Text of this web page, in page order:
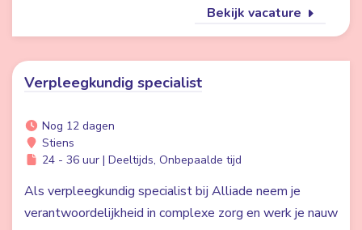
Bekijk vacature
Verpleegkundig specialist
Nog 12 dagen
Stiens
24 - 36 uur | Deeltijds, Onbepaalde tijd
Als verpleegkundig specialist bij Alliade neem je
verantwoordelijkheid in complexe zorg en werk je nauw